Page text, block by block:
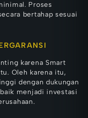
Proses
bertahap sesuai
karena Smart
Oleh karena itu,
dengan dukungan
menjadi investasi